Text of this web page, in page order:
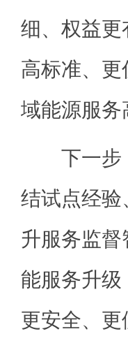
细、权益
高标准、
域能源服务
下一步，
结试点经
升服务监
能服务升
更安全、